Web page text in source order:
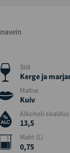
Stiil
Kerge ja
Maitse
Kuiv
Alkoholi sisaldus
13,5
Maht (L)
0,75